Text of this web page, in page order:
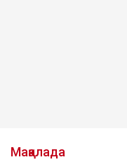
Мақалада